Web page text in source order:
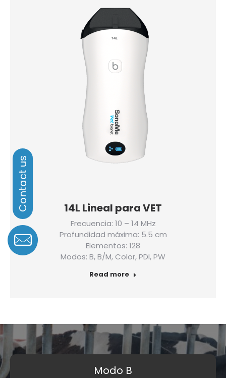
14L Lineal para VET
Frecuencia: 10 – 14 MHz
Profundidad máxima: 5.5 cm
Elementos: 128
Modos: B, B/M, Color, PDI, PW
Read more
Modo B